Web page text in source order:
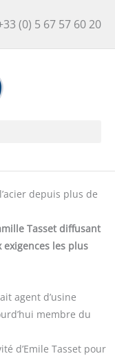
(0) 5 67 57 60 20
depuis plus de
Tasset diffusant
les plus
agent d’usine
membre du
d’Emile Tasset pour